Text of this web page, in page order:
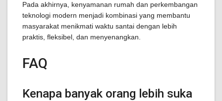
Pada akhirnya, kenyamanan rumah dan perkembangan
teknologi modern menjadi kombinasi yang membantu
masyarakat menikmati waktu santai dengan lebih
praktis, fleksibel, dan menyenangkan.
FAQ
Kenapa banyak orang lebih suka